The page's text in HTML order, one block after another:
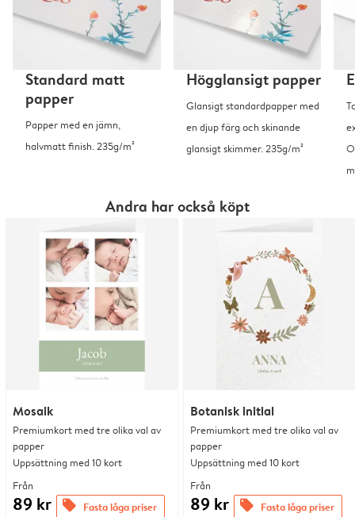
Standard matt
papper
Papper med en jämn,
halvmatt finish. 235g/m²
Högglansigt papper
Glansigt standardpapper med
en djup färg och skinande
glansigt skimmer. 235g/m²
Andra har också köpt
Mosaik
Premiumkort med tre olika val av
papper
Uppsättning med 10 kort
Från
89 kr offers Fasta låga priser
Botanisk initial
Premiumkort med tre olika val av
papper
Uppsättning med 10 kort
Från
89 kr offers Fasta låga priser